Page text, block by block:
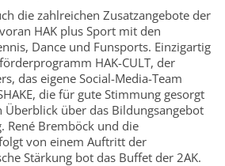
die zahlreichen Zusatzangebote der
HAK plus Sport mit den
Dance und Funsports. Einzigartig
HAK-CULT, der
das eigene Social-Media-Team
die für gute Stimmung gesorgt
Überblick über das Bildungsangebot
René Bremböck und die
von einem Auftritt der
Stärkung bot das Buffet der 2AK.